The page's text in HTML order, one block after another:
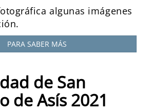
algunas imágenes
PARA SABER MÁS
de San
de Asís 2021